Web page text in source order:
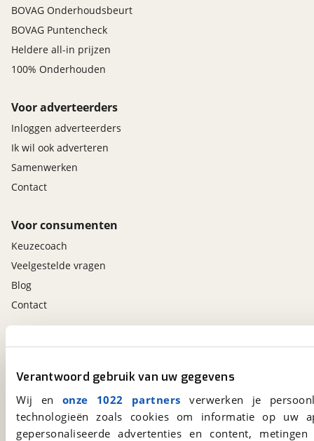
Verantwoord gebruik van uw gegevens
Wij en onze 1022 partners verwerken je
technologieën zoals cookies om informatie op
gepersonaliseerde advertenties en content,
BOVAG Onderhoudsbeurt
BOVAG Puntencheck
Heldere all-in prijzen
100% Onderhouden
Voor adverteerders
Inloggen adverteerders
Ik wil ook adverteren
Samenwerken
Contact
Voor consumenten
Keuzecoach
Veelgestelde vragen
Blog
Contact
viaBOVAG.nl
viaBOVAG.nl app
Altijd het meest recente aanbod bij de hand.
Download 'm nu.